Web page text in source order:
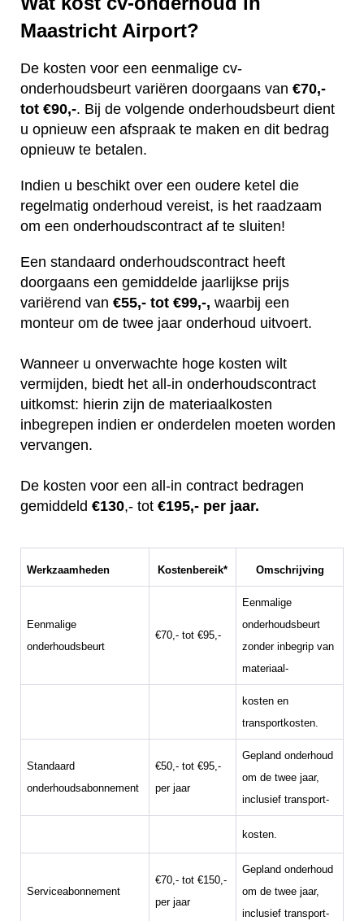
Maastricht Airport?
De kosten voor een eenmalige cv-
onderhoudsbeurt variëren doorgaans van €70,-
tot €90,-. Bij de volgende onderhoudsbeurt dient
u opnieuw een afspraak te maken en dit bedrag
opnieuw te betalen.
Indien u beschikt over een oudere ketel die
regelmatig onderhoud vereist, is het raadzaam
om een onderhoudscontract af te sluiten!
Een standaard onderhoudscontract heeft
doorgaans een gemiddelde jaarlijkse prijs
variërend van €55,- tot €99,-, waarbij een
monteur om de twee jaar onderhoud uitvoert.
Wanneer u onverwachte hoge kosten wilt
vermijden, biedt het all-in onderhoudscontract
uitkomst: hierin zijn de materiaalkosten
inbegrepen indien er onderdelen moeten worden
vervangen.
De kosten voor een all-in contract bedragen
gemiddeld €130,- tot €195,- per jaar.
Werkzaamheden Kostenbereik* Omschrijving
Eenmalige
onderhoudsbeurt
€70,- tot €95,-
Eenmalige
onderhoudsbeurt
zonder inbegrip van
materiaal-
kosten en
transportkosten.
Standaard
onderhoudsabonnement
€50,- tot €95,-
per jaar
Gepland onderhoud
om de twee jaar,
inclusief transport-
kosten.
Serviceabonnement
€70,- tot €150,-
per jaar
Gepland onderhoud
om de twee jaar,
inclusief transport-